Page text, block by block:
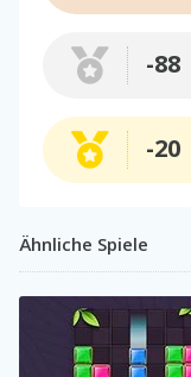
-88
-20
Ähnliche Spiele